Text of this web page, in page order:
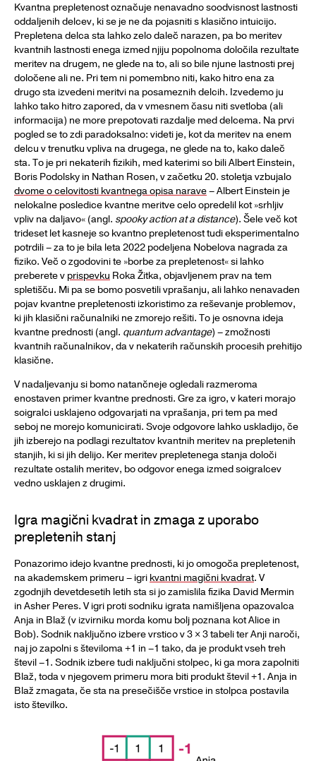
Kvantna prepletenost označuje nenavadno soodvisnost lastnosti
oddaljenih delcev, ki se je ne da pojasniti s klasično intuicijo.
Prepletena delca sta lahko zelo daleč narazen, pa bo meritev
kvantnih lastnosti enega izmed njiju popolnoma določila rezultate
meritev na drugem, ne glede na to, ali so bile njune lastnosti prej
določene ali ne. Pri tem ni pomembno niti, kako hitro ena za
drugo sta izvedeni meritvi na posameznih delcih. Izvedemo ju
lahko tako hitro zapored, da v vmesnem času niti svetloba (ali
informacija) ne more prepotovati razdalje med delcema. Na prvi
pogled se to zdi paradoksalno: videti je, kot da meritev na enem
delcu v trenutku vpliva na drugega, ne glede na to, kako daleč
sta. To je pri nekaterih fizikih, med katerimi so bili Albert Einstein,
Boris Podolsky in Nathan Rosen, v začetku 20. stoletja vzbujalo
dvome o celovitosti kvantnega opisa narave– Albert Einstein je
nelokalne posledice kvantne meritve celo opredelil kot »srhljiv
vpliv na daljavo« (angl. spooky action at a distance). Šele več kot
trideset let kasneje so kvantno prepletenost tudi eksperimentalno
potrdili – za to je bila leta 2022 podeljena Nobelova nagrada za
fiziko. Več o zgodovini te »borbe za prepletenost« si lahko
preberete v prispevku Roka Žitka, objavljenem prav na tem
spletišču. Mi pa se bomo posvetili vprašanju, ali lahko nenavaden
pojav kvantne prepletenosti izkoristimo za reševanje problemov,
ki jih klasični računalniki ne zmorejo rešiti. To je osnovna ideja
kvantne prednosti (angl. quantum advantage) – zmožnosti
kvantnih računalnikov, da v nekaterih računskih procesih prehitijo
klasične.
V nadaljevanju si bomo natančneje ogledali razmeroma
enostaven primer kvantne prednosti. Gre za igro, v kateri morajo
soigralci usklajeno odgovarjati na vprašanja, pri tem pa med
seboj ne morejo komunicirati. Svoje odgovore lahko uskladijo, če
jih izberejo na podlagi rezultatov kvantnih meritev na prepletenih
stanjih, ki si jih delijo. Ker meritev prepletenega stanja določi
rezultate ostalih meritev, bo odgovor enega izmed soigralcev
vedno usklajen z drugimi.
Igra magični kvadrat in zmaga z uporabo
prepletenih stanj
Ponazorimo idejo kvantne prednosti, ki jo omogoča prepletenost,
na akademskem primeru – igri kvantni magični kvadrat. V
zgodnjih devetdesetih letih sta si jo zamislila fizika David Mermin
in Asher Peres. V igri proti sodniku igrata namišljena opazovalca
Anja in Blaž (v izvirniku morda komu bolj poznana kot Alice in
Bob). Sodnik naključno izbere vrstico v 3 × 3 tabeli ter Anji naroči,
naj jo zapolni s številoma +1 in –1 tako, da je produkt vseh treh
števil –1. Sodnik izbere tudi naključni stolpec, ki ga mora zapolniti
Blaž, toda v njegovem primeru mora biti produkt števil +1. Anja in
Blaž zmagata, če sta na presečišče vrstice in stolpca postavila
isto številko.